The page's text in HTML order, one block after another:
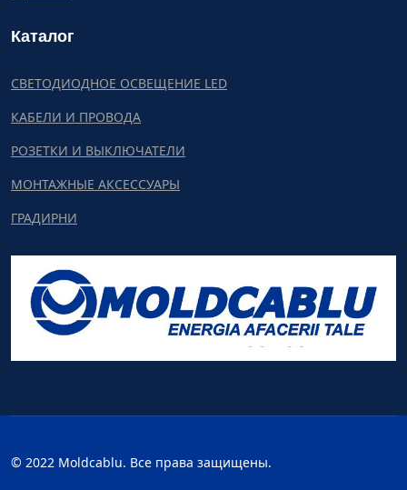
Каталог
СВЕТОДИОДНОЕ ОСВЕЩЕНИЕ LED
КАБЕЛИ И ПРОВОДА
РОЗЕТКИ И ВЫКЛЮЧАТЕЛИ
МОНТАЖНЫЕ АКСЕССУАРЫ
ГРАДИРНИ
© 2022 Moldcablu. Все права защищены.